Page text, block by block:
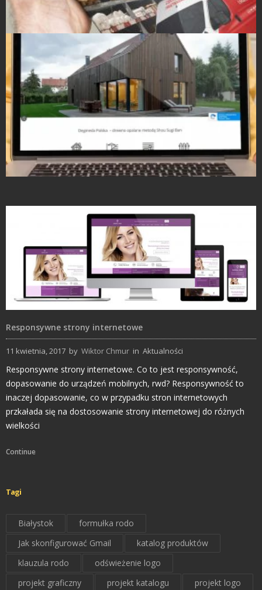
Projekty Folderów
Responsywne strony internetowe
11 kwietnia, 2017 by Wiktor Chmur in Aktualności
Responsywne strony internetowe. Co to jest responsywność,
dopasowanie do urządzeń mobilnych, rwd? Responsywność to
inaczej dopasowanie, co w przypadku stron internetowych
przkałada się na dostosowanie strony internetowej do różnych
wielkości
Continue
Tagi
Białystok
formułka rodo
Jak skonfigurować Gmail
katalog produktów
klauzula rodo
odświeżenie logo
projekt graficzny
projekt katalogu projekt logo